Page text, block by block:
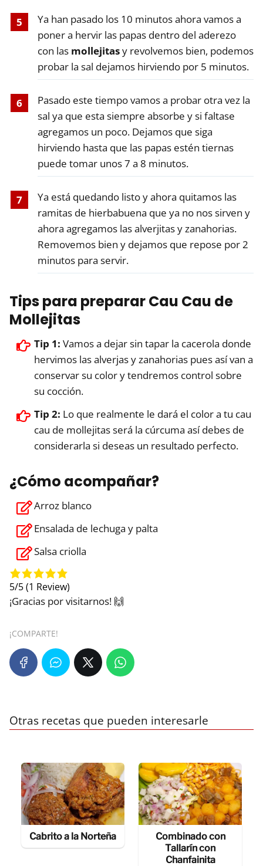
Ya han pasado los 10 minutos ahora vamos a
poner a hervir las papas dentro del aderezo
con las mollejitasy revolvemos bien, podemos
probar la sal dejamos hirviendo por 5 minutos.
Pasado este tiempo vamos a probar otra vez la
sal ya que esta siempre absorbe y si faltase
agregamos un poco. Dejamos que siga
hirviendo hasta que las papas estén tiernas
puede tomar unos 7 a 8 minutos.
Ya está quedando listo y ahora quitamos las
ramitas de hierbabuena que ya no nos sirven y
ahora agregamos las alverjitas y zanahorias.
Removemos bien y dejamos que repose por 2
minutos para servir.
Tips para preparar Cau Cau de
Mollejitas
Tip 1: Vamos a dejar sin tapar la cacerola donde
hervimos las alverjas y zanahorias pues así van a
conservar su color y tendremos control sobre
su cocción.
Tip 2: Lo que realmente le dará el color a tu cau
cau de mollejitas será la cúrcuma así debes de
considerarla si deseas un resultado perfecto.
¿Cómo acompañar?
Arroz blanco
Ensalada de lechuga y palta
Salsa criolla
5/5(1 Review)
¡Gracias por visitarnos! 🙌
¡COMPARTE!
Otras recetas que pueden interesarle
Cabrito a la Norteña
Combinado con
Tallarín con
Chanfainita